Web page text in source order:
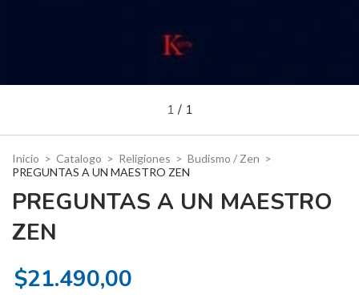
1 / 1
Inicio > Catalogo > Religiones > Budismo / Zen >
PREGUNTAS A UN MAESTRO ZEN
PREGUNTAS A UN MAESTRO
ZEN
$21.490,00